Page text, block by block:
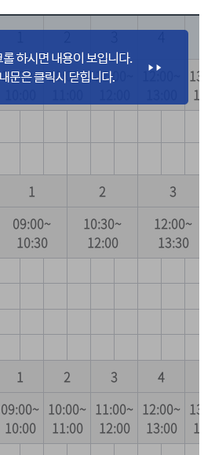
1 2 3 4
09:00~ 10:00~ 11:00~
12:00~
1 2 3
09:00~
10:30
10:30~
12:00
12:00~
13:30
1 2 3 4
09:00~
10:00
10:00~
11:00
11:00~
12:00
12:00~
13:00